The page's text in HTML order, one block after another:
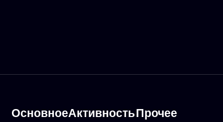
ОсновноеАктивностьПрочее